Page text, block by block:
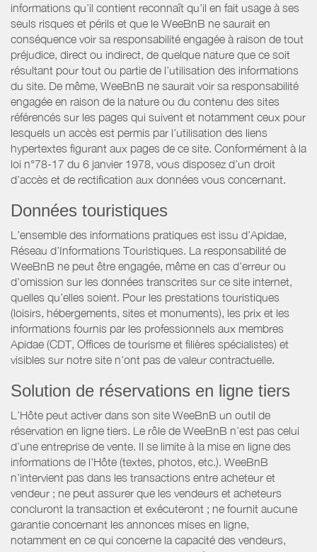
informations qu’il contient reconnaît qu’il en fait usage à ses
seuls risques et périls et que le WeeBnB ne saurait en
conséquence voir sa responsabilité engagée à raison de tout
préjudice, direct ou indirect, de quelque nature que ce soit
résultant pour tout ou partie de l’utilisation des informations
du site. De même, WeeBnB ne saurait voir sa responsabilité
engagée en raison de la nature ou du contenu des sites
référencés sur les pages qui suivent et notamment ceux pour
lesquels un accès est permis par l’utilisation des liens
hypertextes figurant aux pages de ce site. Conformément à la
loi n°78-17 du 6 janvier 1978, vous disposez d’un droit
d’accès et de rectification aux données vous concernant.
Données touristiques
L’ensemble des informations pratiques est issu d’Apidae,
Réseau d’Informations Touristiques. La responsabilité de
WeeBnB ne peut être engagée, même en cas d’erreur ou
d’omission sur les données transcrites sur ce site internet,
quelles qu’elles soient. Pour les prestations touristiques
(loisirs, hébergements, sites et monuments), les prix et les
informations fournis par les professionnels aux membres
Apidae (CDT, Offices de tourisme et filières spécialistes) et
visibles sur notre site n’ont pas de valeur contractuelle.
Solution de réservations en ligne tiers
L’Hôte peut activer dans son site WeeBnB un outil de
réservation en ligne tiers. Le rôle de WeeBnB n’est pas celui
d’une entreprise de vente. Il se limite à la mise en ligne des
informations de l'Hôte (textes, photos, etc.). WeeBnB
n’intervient pas dans les transactions entre acheteur et
vendeur ; ne peut assurer que les vendeurs et acheteurs
concluront la transaction et exécuteront ; ne fournit aucune
garantie concernant les annonces mises en ligne,
notamment en ce qui concerne la capacité des vendeurs,